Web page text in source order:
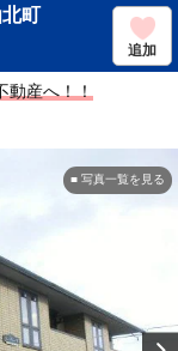
町
追加
産へ！！
■ 写真一覧を見る